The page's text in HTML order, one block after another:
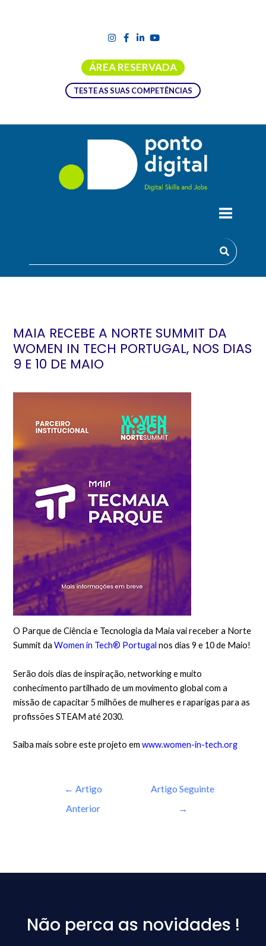
ÁREA RESERVADA
TESTE AS SUAS COMPETÊNCIAS
MAIA RECEBE A NORTE SUMMIT DA
WOMEN IN TECH PORTUGAL, NOS DIAS
9 E 10 DE MAIO
O Parque de Ciência e Tecnologia da Maia vai receber a Norte
Summit daWomen in Tech® Portugal nos dias 9 e 10 de Maio!
Serão dois dias de inspiração, networking e muito
conhecimento partilhado de um movimento global com a
missão de capacitar 5 milhões de mulheres e raparigas para as
profissões STEAM até 2030.
Saiba mais sobre este projeto emwww.women-in-tech.org
← Artigo
Anterior
Artigo Seguinte
→
Não perca as novidades !